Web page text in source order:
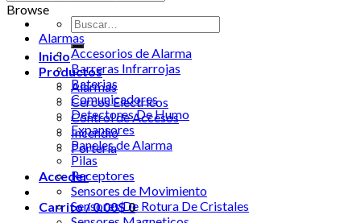
Buscar
por:
Inicio
Productos
Alarmas
Cercos Electricos
Control de Accesos
Incendio
Portería
Acceder
Carrito /0.00$0
Browse
Alarmas
Accesorios de Alarma
Barreras Infrarrojas
Baterias
Comunicadores
Detectores De Humo
Expansores
Paneles de Alarma
Pilas
Receptores
Sensores de Movimiento
Sensores De Rotura De Cristales